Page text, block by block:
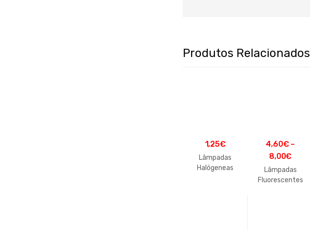
Produtos Relacionados
1,25€
Lâmpadas
Halógeneas
4,60€–
8,00€
Lâmpadas
Fluorescentes